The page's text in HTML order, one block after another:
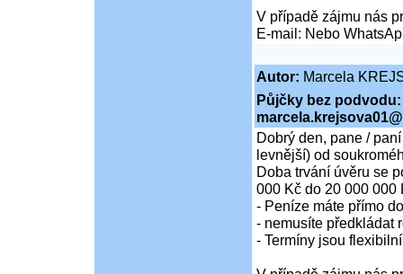
V případě zájmu nás
E-mail: Nebo
Autor: Marcela
Půjčky bez podvodu:
Dobrý den, pane /
levnější) od
Doba trvání úvěru se
000 Kč do 20 000 000
- Peníze máte přímo
- nemusíte předkládat
- Termíny jsou